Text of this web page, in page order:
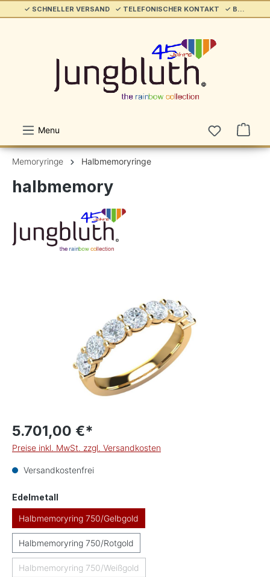
springen ✓ SCHNELLER VERSAND ✓ TELEFONISCHER KONTAKT ✓ BELIEBT & ETABLIERT ✓ SERVICE/HILFE
Menu
Memoryringe Halbmemoryringe
halbmemory
5.701,00 €*
Preise inkl. MwSt. zzgl. Versandkosten
Versandkostenfrei
Edelmetall
Halbmemoryring 750/Gelbgold
Halbmemoryring 750/Rotgold
Halbmemoryring 750/Weißgold(Diese Option ist zurzeit nicht verfügbar.)